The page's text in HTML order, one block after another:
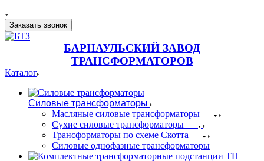
Заказать звонок
БАРНАУЛЬСКИЙ ЗАВОД
ТРАНСФОРМАТОРОВ
Каталог
Силовые трансформаторы
Масляные силовые трансформаторы
Сухие силовые трансформаторы
Трансформаторы по схеме Скотта
Силовые однофазные трансформаторы